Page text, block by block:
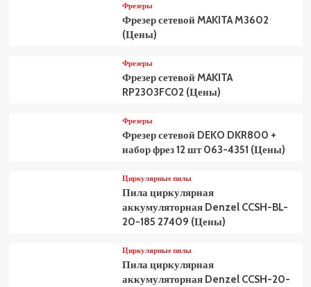
Фрезеры
Фрезер сетевой MAKITA M3602
(Цены)
Фрезеры
Фрезер сетевой MAKITA
RP2303FC02 (Цены)
Фрезеры
Фрезер сетевой DEKO DKR800 +
набор фрез 12 шт 063-4351 (Цены)
Циркулярные пилы
Пила циркулярная
аккумуляторная Denzel CCSH-BL-
20-185 27409 (Цены)
Циркулярные пилы
Пила циркулярная
аккумуляторная Denzel CCSH-20-